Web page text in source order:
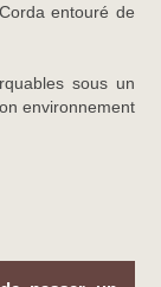
entouré de
sous un
environnement